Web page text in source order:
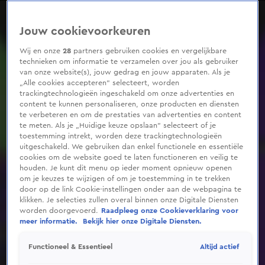
seconds
Jouw cookievoorkeuren
Wij en onze28 partners gebruiken cookies en vergelijkbare
technieken om informatie te verzamelen over jou als gebruiker
van onze website(s), jouw gedrag en jouw apparaten. Als je
„Alle cookies accepteren” selecteert, worden
trackingtechnologieën ingeschakeld om onze advertenties en
content te kunnen personaliseren, onze producten en diensten
te verbeteren en om de prestaties van advertenties en content
te meten. Als je „Huidige keuze opslaan” selecteert of je
toestemming intrekt, worden deze trackingtechnologieën
uitgeschakeld. We gebruiken dan enkel functionele en essentiële
cookies om de website goed te laten functioneren en veilig te
houden. Je kunt dit menu op ieder moment opnieuw openen
om je keuzes te wijzigen of om je toestemming in te trekken
door op de link Cookie-instellingen onder aan de webpagina te
klikken. Je selecties zullen overal binnen onze Digitale Diensten
worden doorgevoerd.
Raadpleeg onze Cookieverklaring voor
meer informatie.
Bekijk hier onze Digitale Diensten.
Functioneel & Essentieel Altijd actief